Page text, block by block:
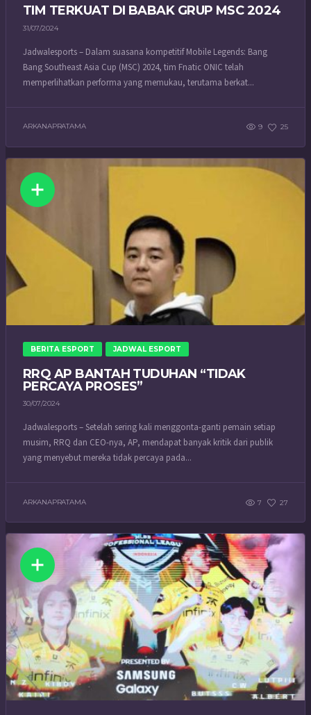
TIM TERKUAT DI BABAK GRUP MSC 2024
31/07/2024
Jadwalesports – Dalam suasana kompetitif Mobile Legends: Bang
Bang Southeast Asia Cup (MSC) 2024, tim Fnatic ONIC telah
memperlihatkan performa yang memukau, terutama berkat...
ARKANAPRATAMA 9 25
BERITA ESPORT JADWAL ESPORT
RRQ AP BANTAH TUDUHAN “TIDAK
PERCAYA PROSES”
30/07/2024
Jadwalesports – Setelah sering kali menggonta-ganti pemain setiap
musim, RRQ dan CEO-nya, AP, mendapat banyak kritik dari publik
yang menyebut mereka tidak percaya pada...
ARKANAPRATAMA 7 27